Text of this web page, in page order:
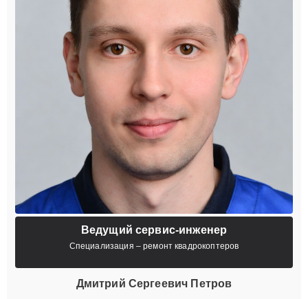
Ведущий сервис-инженер
Специализация – ремонт квадрокоптеров
Дмитрий Сергеевич Петров